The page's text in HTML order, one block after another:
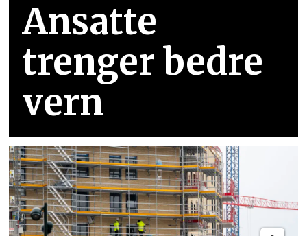
Ansatte
trenger bedre
vern